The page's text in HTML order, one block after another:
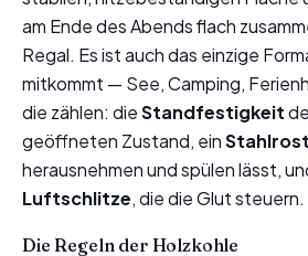
am Ende des Abends flach
Regal. Es ist auch das einzige
mitkommt — See, Camping,
die zählen: dieStandfestigkeit
geöffneten Zustand, einStahlrost
herausnehmen und spülen lässt,
Luftschlitze, die die Glut steuern.
Die Regeln der Holzkohle